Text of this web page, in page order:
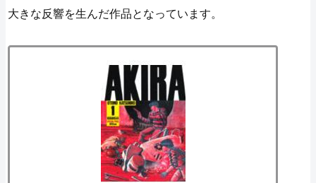
大きな反響を生んだ作品となっています。